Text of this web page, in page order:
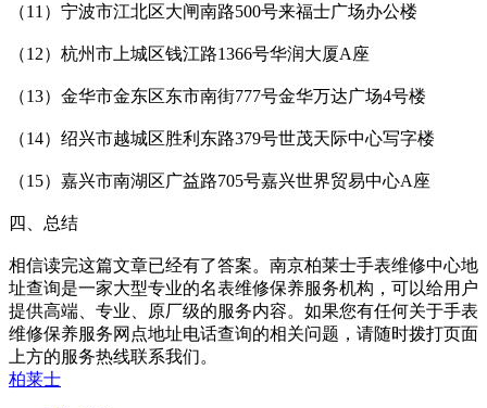
（11）宁波市江北区大闸南路500号来福士广场办公楼
（12）杭州市上城区钱江路1366号华润大厦A座
（13）金华市金东区东市南街777号金华万达广场4号楼
（14）绍兴市越城区胜利东路379号世茂天际中心写字楼
（15）嘉兴市南湖区广益路705号嘉兴世界贸易中心A座
四、总结
相信读完这篇文章已经有了答案。南京柏莱士手表维修中心地
址查询是一家大型专业的名表维修保养服务机构，可以给用户
提供高端、专业、原厂级的服务内容。如果您有任何关于手表
维修保养服务网点地址电话查询的相关问题，请随时拨打页面
上方的服务热线联系我们。
柏莱士